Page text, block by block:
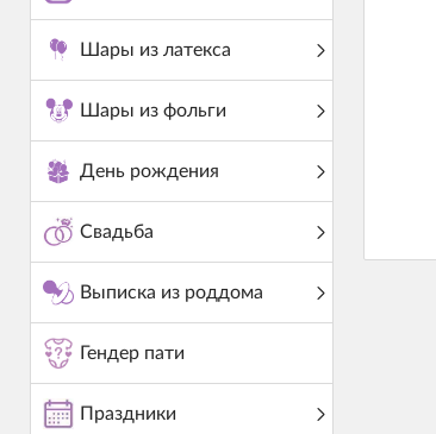
Шары из латекса
Шары из фольги
День рождения
Свадьба
Выписка из роддома
Гендер пати
Праздники